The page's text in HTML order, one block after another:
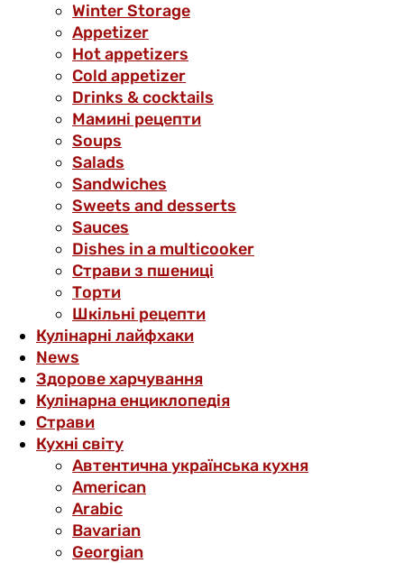
Winter Storage
Аppetizer
Hot appetizers
Cold appetizer
Drinks & cocktails
Мамині рецепти
Soups
Salads
Sandwiches
Sweets and desserts
Sauces
Dishes in a multicooker
Страви з пшениці
Торти
Шкільні рецепти
Кулінарні лайфхаки
News
Здорове харчування
Кулінарна енциклопедія
Страви
Кухні світу
Автентична українська кухня
American
Arabic
Bavarian
Georgian